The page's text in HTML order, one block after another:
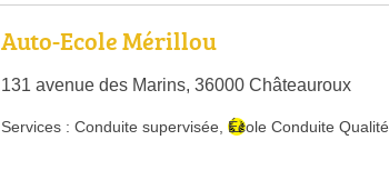
Auto-Ecole Mérillou
131 avenue des Marins, 36000 Châteauroux
Services : Conduite supervisée, École Conduite Qualité